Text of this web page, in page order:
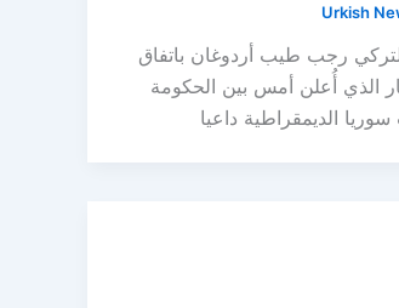
Urkish
رجب طيب أردوغان باتفاق
الذي أُعلن أمس بين الحكومة
الديمقراطية داعيا